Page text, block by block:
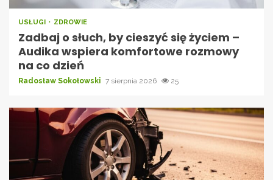
USŁUGI ZDROWIE
Zadbaj o słuch, by cieszyć się życiem –
Audika wspiera komfortowe rozmowy
na co dzień
Radosław Sokołowski 7 sierpnia 2026 25